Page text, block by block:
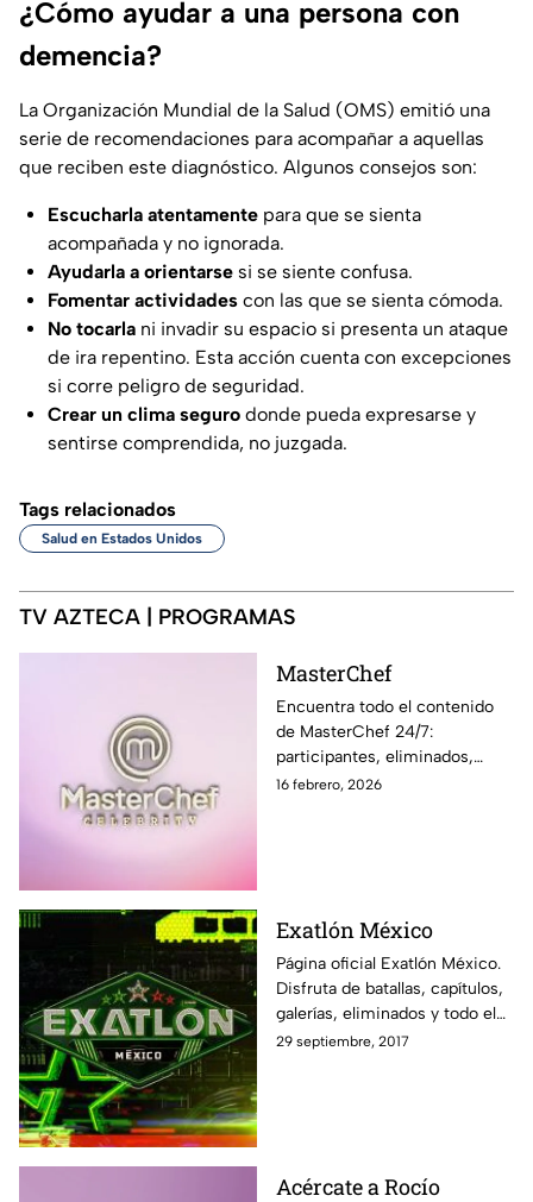
¿Cómo ayudar a una persona con
demencia?
La Organización Mundial de la Salud (OMS) emitió una
serie de recomendaciones para acompañar a aquellas
que reciben este diagnóstico. Algunos consejos son:
Escucharla atentamente para que se sienta
acompañada y no ignorada.
Ayudarla a orientarse si se siente confusa.
Fomentar actividades con las que se sienta cómoda.
No tocarla ni invadir su espacio si presenta un ataque
de ira repentino. Esta acción cuenta con excepciones
si corre peligro de seguridad.
Crear un clima seguro donde pueda expresarse y
sentirse comprendida, no juzgada.
Tags relacionados
Salud en Estados Unidos
TV AZTECA | PROGRAMAS
MasterChef
Encuentra todo el contenido
de MasterChef 24/7:
participantes, eliminados,
momentos exclusivos, últimas
16 febrero, 2026
Exatlón México
Página oficial Exatlón México.
Disfruta de batallas, capítulos,
galerías, eliminados y todo el
contenido exclusivo fuera de la
29 septiembre, 2017
Acércate a Rocío